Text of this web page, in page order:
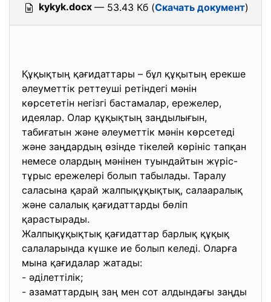
kykyk.docx — 53.43 Кб (Скачать документ)
Құқықтың қағидаттары – бұл құқытың ерекше
әлеуметтік реттеуші ретіндегі мәнін
көрсететін негізгі бастамалар, ережелер,
идеялар. Олар құқықтың заңдылығын,
табиғатын және әлеуметтік мәнін көрсетеді
және заңдардың өзінде тікелей көрініс тапқан
немесе олардың мәнінен туындайтын жүріс-
тұрыс ережелері болып табылады. Таралу
саласына қарай жалпықұқықтық, салааралық
және салалық қағидаттарды бөліп
қарастырады.
Жалпықұқықтық қағидаттар барлық құқық
салаларында күшке ие болып келеді. Оларға
мына қағидалар жатады:
- әділеттілік;
- азаматтардың заң мен сот алдындағы заңды